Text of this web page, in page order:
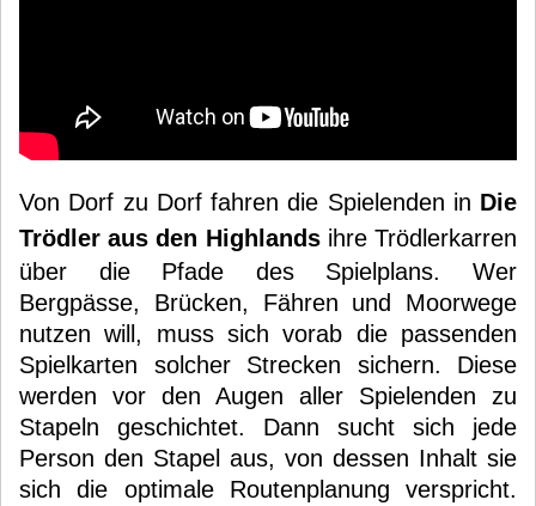
Von Dorf zu Dorf fahren die Spielenden in Die
Trödler aus den Highlandsihre Trödlerkarren
über die Pfade des Spielplans. Wer
Bergpässe, Brücken, Fähren und Moorwege
nutzen will, muss sich vorab die passenden
Spielkarten solcher Strecken sichern. Diese
werden vor den Augen aller Spielenden zu
Stapeln geschichtet. Dann sucht sich jede
Person den Stapel aus, von dessen Inhalt sie
sich die optimale Routenplanung verspricht.